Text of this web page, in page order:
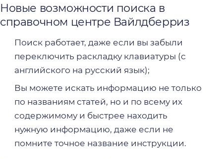
Новые возможности поиска в
справочном центре Вайлдберриз
Поиск работает, даже если вы забыли
переключить раскладку клавиатуры (с
английского на русский язык);
Вы можете искать информацию не только
по названиям статей, но и по всему их
содержимому и быстрее находить
нужную информацию, даже если не
помните точное название инструкции.